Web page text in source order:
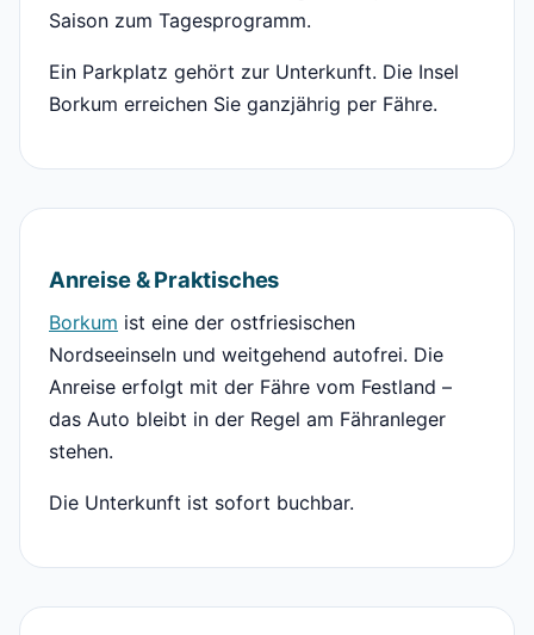
Saison zum Tagesprogramm.
Ein Parkplatz gehört zur Unterkunft. Die Insel
Borkum erreichen Sie ganzjährig per Fähre.
Anreise & Praktisches
Borkum ist eine der ostfriesischen
Nordseeinseln und weitgehend autofrei. Die
Anreise erfolgt mit der Fähre vom Festland –
das Auto bleibt in der Regel am Fähranleger
stehen.
Die Unterkunft ist sofort buchbar.